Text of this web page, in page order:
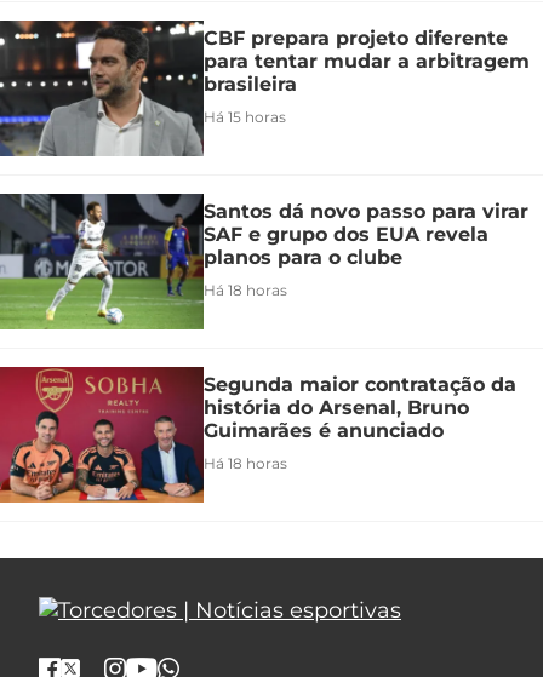
CBF prepara projeto diferente
para tentar mudar a arbitragem
brasileira
Há 15 horas
Santos dá novo passo para virar
SAF e grupo dos EUA revela
planos para o clube
Há 18 horas
Segunda maior contratação da
história do Arsenal, Bruno
Guimarães é anunciado
Há 18 horas